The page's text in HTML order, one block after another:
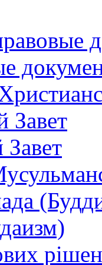
Завет